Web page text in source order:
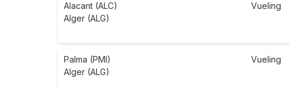
Alacant (ALC)
Alger (ALG)
Vueling
Palma (PMI)
Alger (ALG)
Vueling